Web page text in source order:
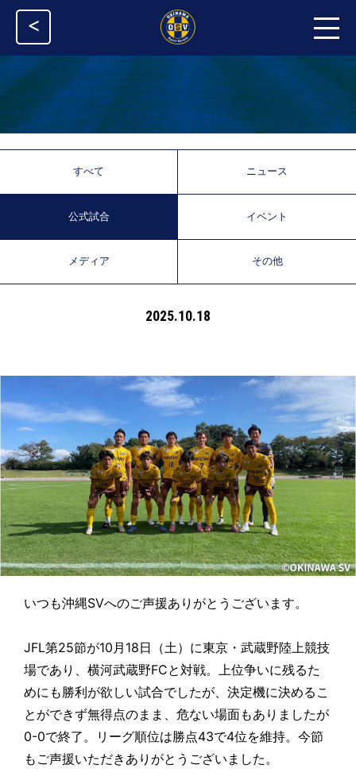
<
すべて ニュース
公式試合 イベント
メディア その他
2025.10.18
いつも沖縄SVへのご声援ありがとうございます。
JFL第25節が10月18日（土）に東京・武蔵野陸上競技
場であり、横河武蔵野FCと対戦。上位争いに残るた
めにも勝利が欲しい試合でしたが、決定機に決めるこ
とができず無得点のまま、危ない場面もありましたが
0-0で終了。リーグ順位は勝点43で4位を維持。今節
もご声援いただきありがとうございました。